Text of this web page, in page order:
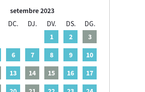
setembre 2023
DC. DJ. DV. DS.
DG.
1
2
3
6 7 8 9
10
13 14 15 16
17